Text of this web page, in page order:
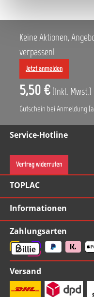
Rollen/Stange, 60
Keine Aktionen,
verpassen!
Jetzt anmelden
5,50 € (Inkl. Mwst.)
Gutschein bei Anmeldung
Service-Hotline
Vertrag widerrufen
TOPLAC
Informationen
Zahlungsarten
Versand